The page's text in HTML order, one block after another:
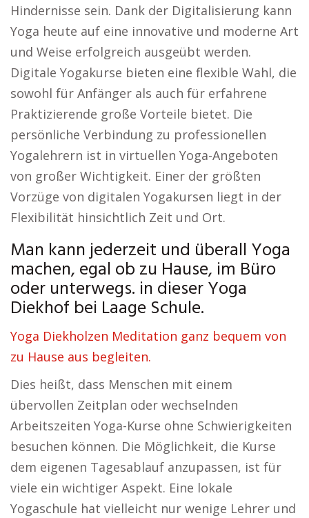
Hindernisse sein. Dank der Digitalisierung kann
Yoga heute auf eine innovative und moderne Art
und Weise erfolgreich ausgeübt werden.
Digitale Yogakurse bieten eine flexible Wahl, die
sowohl für Anfänger als auch für erfahrene
Praktizierende große Vorteile bietet. Die
persönliche Verbindung zu professionellen
Yogalehrern ist in virtuellen Yoga-Angeboten
von großer Wichtigkeit. Einer der größten
Vorzüge von digitalen Yogakursen liegt in der
Flexibilität hinsichtlich Zeit und Ort.
Man kann jederzeit und überall Yoga
machen, egal ob zu Hause, im Büro
oder unterwegs. in dieser Yoga
Diekhof bei Laage Schule.
Yoga Diekholzen Meditation ganz bequem von
zu Hause aus begleiten.
Dies heißt, dass Menschen mit einem
übervollen Zeitplan oder wechselnden
Arbeitszeiten Yoga-Kurse ohne Schwierigkeiten
besuchen können. Die Möglichkeit, die Kurse
dem eigenen Tagesablauf anzupassen, ist für
viele ein wichtiger Aspekt. Eine lokale
Yogaschule hat vielleicht nur wenige Lehrer und